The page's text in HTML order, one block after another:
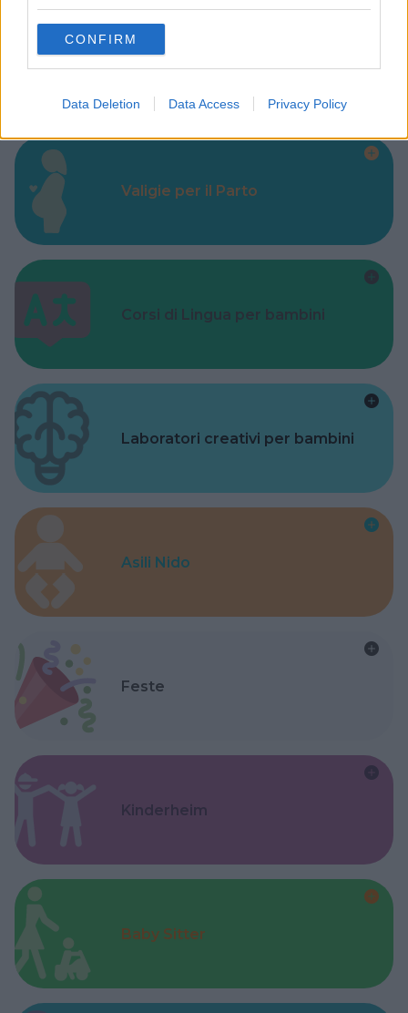
use your data for below specified purposes in below Google
consent section.
CONFIRM
Data Deletion Data Access Privacy Policy
Alberghi
Valigie per il Parto
Corsi di Lingua per bambini
Laboratori creativi per bambini
Asili Nido
Feste
Kinderheim
Baby Sitter